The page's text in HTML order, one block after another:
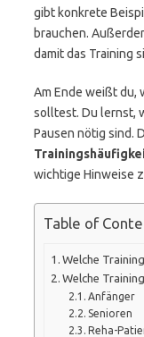
gibt konkrete
brauchen.
damit das Training
Am Ende weißt du,
solltest. Du lernst,
Pausen nötig sind.
wichtige Hinweise
Table of
Welche
Welche
Anfänger
Senioren
Reha-